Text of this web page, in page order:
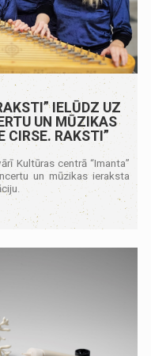
IELŪDZ UZ
UN MŪZIKAS
CIRSE. RAKSTI”
Kultūras centrā “Imanta”
un mūzikas ieraksta